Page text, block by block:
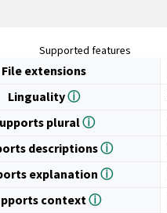
Supported features
File extensions
Lingualityⓘ
pluralⓘ
descriptionsⓘ
explanationⓘ
contextⓘ